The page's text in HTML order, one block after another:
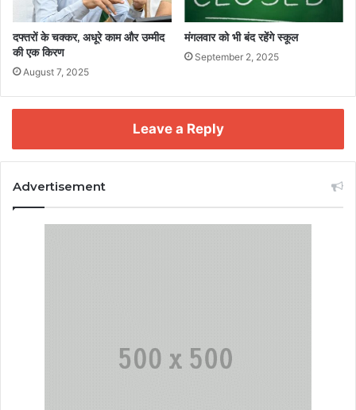
दफ्तरों के चक्कर, अधूरे काम और उम्मीद
की एक किरण
August 7, 2025
मंगलवार को भी बंद रहेंगे स्कूल
September 2, 2025
Leave a Reply
Advertisement